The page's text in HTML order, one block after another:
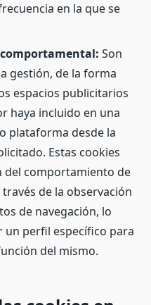
en la que se
Son
gestión, de la forma
espacios publicitarios
haya incluido en una
plataforma desde la
Estas cookies
del comportamiento de
de la observación
de navegación, lo
perfil específico para
del mismo.